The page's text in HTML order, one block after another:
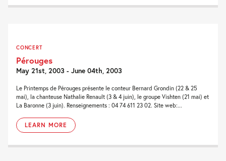
CONCERT
Pérouges
May 21st, 2003 - June 04th, 2003
Le Printemps de Pérouges présente le conteur Bernard Grondin (22 & 25
mai), la chanteuse Nathalie Renault (3 & 4 juin), le groupe Vishten (21 mai) et
La Baronne (3 juin). Renseignements : 04 74 611 23 02. Site web:...
LEARN MORE